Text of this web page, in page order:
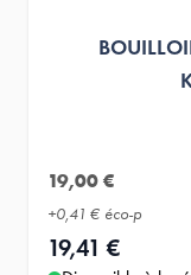
19,00 €
+0,41 € éco-p
19,41 €